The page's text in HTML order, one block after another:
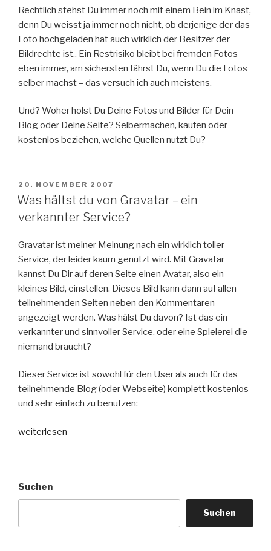
Rechtlich stehst Du immer noch mit einem Bein im Knast,
denn Du weisst ja immer noch nicht, ob derjenige der das
Foto hochgeladen hat auch wirklich der Besitzer der
Bildrechte ist.. Ein Restrisiko bleibt bei fremden Fotos
eben immer, am sichersten fährst Du, wenn Du die Fotos
selber machst – das versuch ich auch meistens.
Und? Woher holst Du Deine Fotos und Bilder für Dein
Blog oder Deine Seite? Selbermachen, kaufen oder
kostenlos beziehen, welche Quellen nutzt Du?
VERÖFFENTLICHT
AM
20. NOVEMBER 2007
Was hältst du von Gravatar – ein
verkannter Service?
Gravatar ist meiner Meinung nach ein wirklich toller
Service, der leider kaum genutzt wird. Mit Gravatar
kannst Du Dir auf deren Seite einen Avatar, also ein
kleines Bild, einstellen. Dieses Bild kann dann auf allen
teilnehmenden Seiten neben den Kommentaren
angezeigt werden. Was hälst Du davon? Ist das ein
verkannter und sinnvoller Service, oder eine Spielerei die
niemand braucht?
Dieser Service ist sowohl für den User als auch für das
teilnehmende Blog (oder Webseite) komplett kostenlos
und sehr einfach zu benutzen:
„Was
Gravatar
–
weiterlesen
Suchen
Suchen